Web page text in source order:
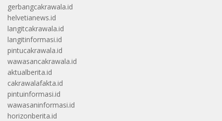
gerbangcakrawala.id
helvetianews.id
langitcakrawala.id
langitinformasi.id
pintucakrawala.id
wawasancakrawala.id
aktualberita.id
cakrawalafakta.id
pintuinformasi.id
wawasaninformasi.id
horizonberita.id